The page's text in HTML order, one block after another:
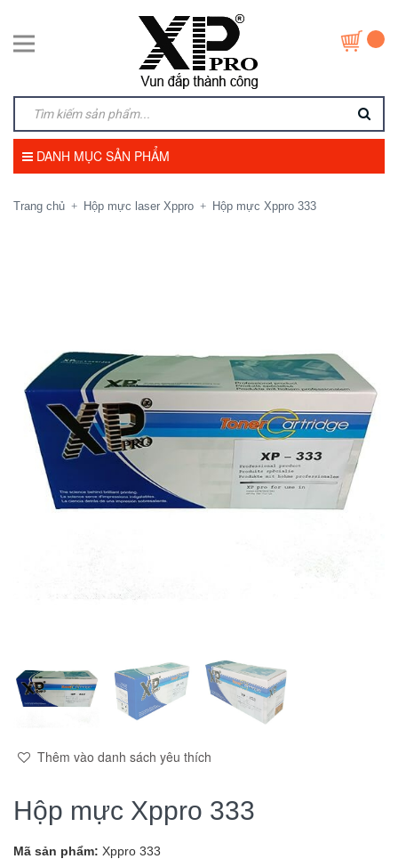
DANH MỤC SẢN PHẨM
Trang chủ + Hộp mực laser Xppro + Hộp mực Xppro 333
Thêm vào danh sách yêu thích
Hộp mực Xppro 333
Mã sản phẩm: Xppro 333